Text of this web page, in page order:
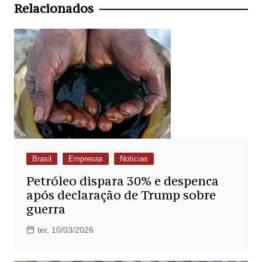
Relacionados
Brasil Empresas Notícias
Petróleo dispara 30% e despenca
após declaração de Trump sobre
guerra
ter, 10/03/2026